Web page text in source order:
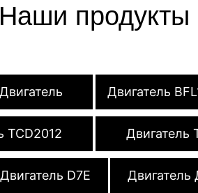
Наши продукты
Двигатель
TCD2012 Двигатель
Двигатель D7E Двигатель